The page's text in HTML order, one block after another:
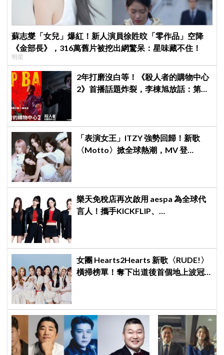
蘇志燮「女兒」爆紅！新人演員徐貹旼「零作品」空降
《金部長》，316萬舊片被挖出網驚呆：星味藏不住！
明星
2年打磨沒白等！《殺人者的購物中心
2》首播話題炸裂，李棟旭放話：第三
「表演女王」ITZY 強勢回歸！新歌
〈Motto〉掀全球熱潮，MV 登
樂天免稅店再次啟用 aespa 為全球代
言人！攜手KICKFLIP、
女團 Hearts2Hearts 新歌〈RUDE!〉
橫掃榜單！奪下出道後首個地上波冠